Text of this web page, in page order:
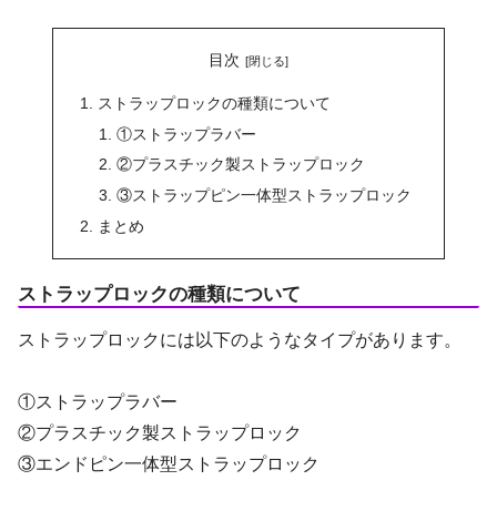
目次
ストラップロックの種類について
①ストラップラバー
②プラスチック製ストラップロック
③ストラップピン一体型ストラップロック
まとめ
ストラップロックの種類について
ストラップロックには以下のようなタイプがあります。
①ストラップラバー
②プラスチック製ストラップロック
③エンドピン一体型ストラップロック